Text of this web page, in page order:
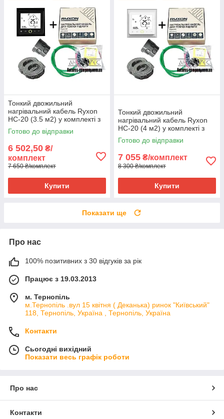
Тонкий двожильний
нагрівальний кабель Ryxon
HC-20 (3.5 м2) у комплекті з
WI-FI thermostat TWE02
Готово до відправки
6 502,50 ₴/
комплект
7 650 ₴/комплект
Купити
Тонкий двожильний
нагрівальний кабель Ryxon
HC-20 (4 м2) у комплекті з
WI-FI thermostat TWE02
Готово до відправки
7 055 ₴/комплект
8 300 ₴/комплект
Купити
Показати ще
Про нас
100% позитивних з 30 відгуків за рік
Працює з 19.03.2013
м. Тернопіль
м.Тернопіль .вул 15 квітня ( Деканька) ринок "Київський"
118, Тернопіль, Україна , Тернопіль, Україна
Контакти
Сьогодні вихідний
Показати весь графік роботи
Про нас
Контакти